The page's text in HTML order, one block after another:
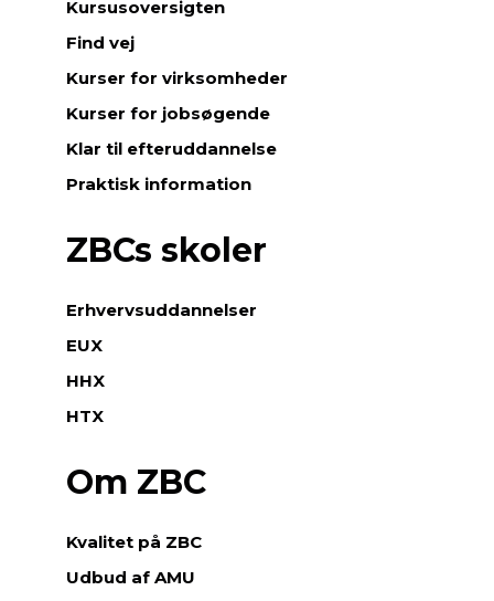
Kursusoversigten
Find vej
Kurser for virksomheder
Kurser for jobsøgende
Klar til efteruddannelse
Praktisk information
ZBCs skoler
Erhvervsuddannelser
EUX
HHX
HTX
Om ZBC
Kvalitet på ZBC
Udbud af AMU